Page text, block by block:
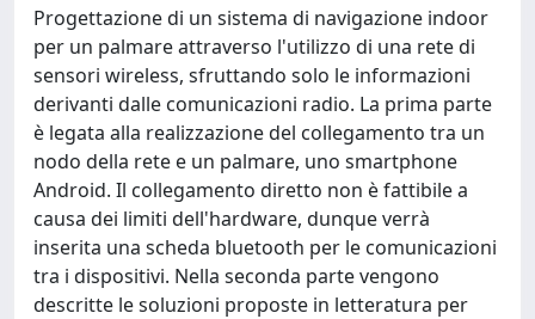
Progettazione di un sistema di navigazione indoor
per un palmare attraverso l'utilizzo di una rete di
sensori wireless, sfruttando solo le informazioni
derivanti dalle comunicazioni radio. La prima parte
è legata alla realizzazione del collegamento tra un
nodo della rete e un palmare, uno smartphone
Android. Il collegamento diretto non è fattibile a
causa dei limiti dell'hardware, dunque verrà
inserita una scheda bluetooth per le comunicazioni
tra i dispositivi. Nella seconda parte vengono
descritte le soluzioni proposte in letteratura per